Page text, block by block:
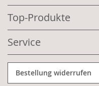
Top-Produkte
Service
Bestellung widerrufen